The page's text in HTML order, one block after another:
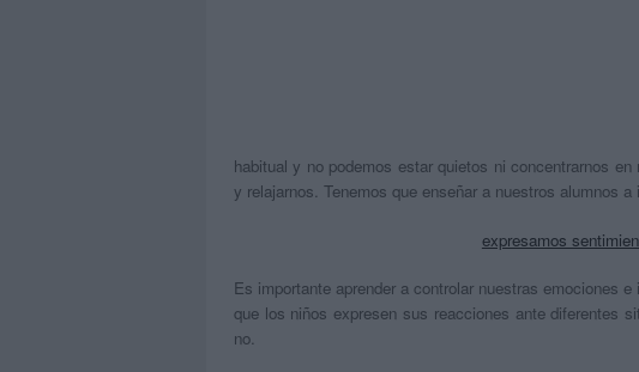
habitual y no podemos estar quietos ni concentrarnos
y relajarnos. Tenemos que enseñar a nuestros alumnos
expresamos
Es importante aprender a controlar nuestras emociones
que los niños expresen sus reacciones ante diferentes
no.